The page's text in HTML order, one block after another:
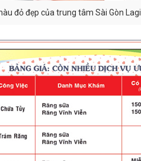
đỏ đẹp của trung tâm Sài Gòn Lagi